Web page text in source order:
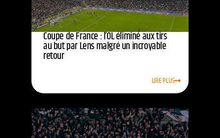
Coupe de France : l’OL éliminé aux tirs
au but par Lens malgré un incroyable
retour
LIRE PLUS